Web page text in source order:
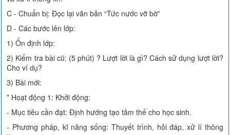
C - Chuẩn bị: Đọc lại văn bản “Tức nước vỡ bờ”
D - Các bước lên lớp:
1) Ổn định lớp:
2) Kiểm tra bài cũ: (5 phút) ? Lượt lời là gì? Cách sử dụng lượt lời?
Cho ví dụ?
3) Bài mới:
* Hoạt động 1: Khởi động:
- Mục tiêu cần đạt: Định hướng tạo tâm thế cho học sinh.
- Phương pháp, kĩ năng sống: Thuyết trình, hỏi đáp, xử lí thông